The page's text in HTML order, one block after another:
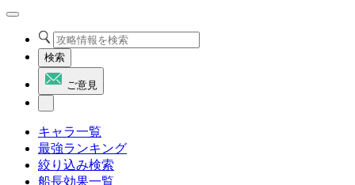
検索
ご意見
キャラ一覧
最強ランキング
絞り込み検索
船長効果一覧